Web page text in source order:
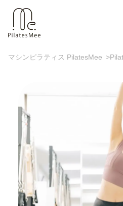
マシンピラティス PilatesMee >